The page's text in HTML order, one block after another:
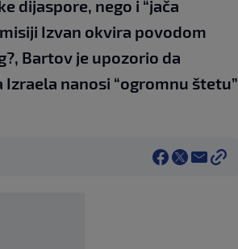
dijaspore, nego i “jača
Izvan okvira povodom
Bartov je upozorio da
nanosi “ogromnu štetu”